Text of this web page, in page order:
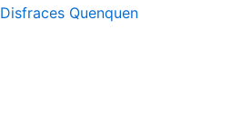
Disfraces Quenquen